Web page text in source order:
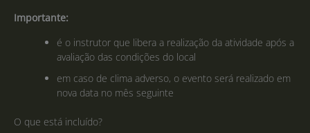
Importante:
é o instrutor que libera a realização da atividade após a
avaliação das condições do local
em caso de clima adverso, o evento será realizado em
nova data no mês seguinte
O que está incluído?